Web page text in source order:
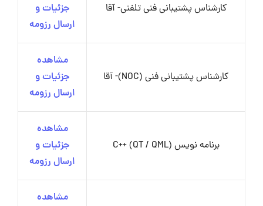
کارشناس پشتیبانی فنی تلفنی- آقا
جزئیات و
ارسال رزومه
کارشناس پشتیبانی فنی (NOC)- آقا
مشاهده
جزئیات و
ارسال رزومه
برنامه نویس C++ (QT / QML)
مشاهده
جزئیات و
ارسال رزومه
مشاهده